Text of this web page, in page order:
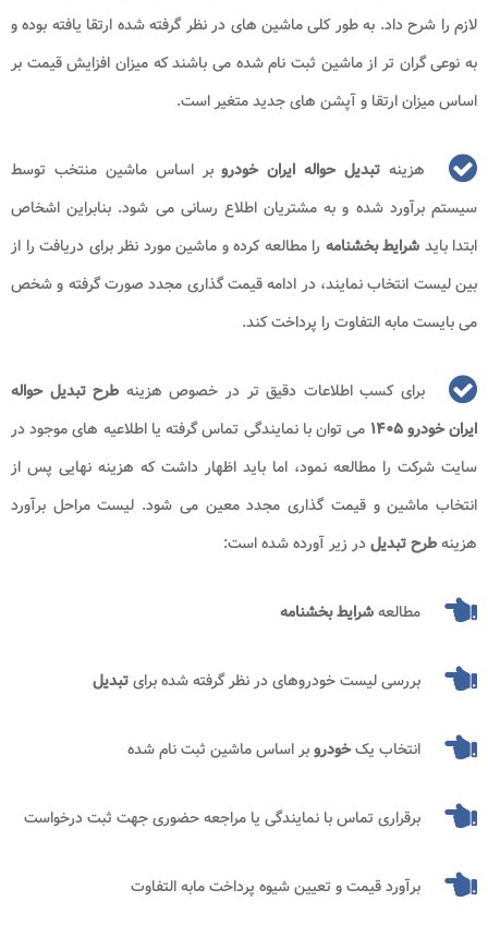
لازم را شرح داد. به طور کلی ماشین های در نظر گرفته شده ارتقا یافته بوده و
به نوعی گران تر از ماشین ثبت نام شده می باشند که میزان افزایش قیمت بر
اساس میزان ارتقا و آپشن های جدید متغیر است.
هزینه تبدیل حواله ایران خودروبر اساس ماشین منتخب توسط
سیستم برآورد شده و به مشتریان اطلاع رسانی می شود. بنابراین اشخاص
ابتدا باید شرایط بخشنامه را مطالعه کرده و ماشین مورد نظر برای دریافت را از
بین لیست انتخاب نمایند، در ادامه قیمت گذاری مجدد صورت گرفته و شخص
می بایست مابه التفاوت را پرداخت کند.
برای کسب اطلاعات دقیق تر در خصوص هزینه طرح تبدیل حواله
ایران خودرو ۱۴۰۵
می توان با نمایندگی تماس گرفته یا اطلاعیه های موجود در
سایت شرکت را مطالعه نمود، اما باید اظهار داشت که هزینه نهایی پس از
انتخاب ماشین و قیمت گذاری مجدد معین می شود. لیست مراحل برآورد
هزینهطرح تبدیلدر زیر آورده شده است:
مطالعهشرایط بخشنامه
بررسی لیست خودروهای در نظر گرفته شده برایتبدیل
انتخاب یکخودروبر اساس ماشین ثبت نام شده
برقراری تماس با نمایندگی یا مراجعه حضوری جهت ثبت درخواست
برآورد قیمت و تعیین شیوه پرداخت مابه التفاوت